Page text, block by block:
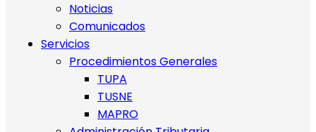
Noticias
Comunicados
Servicios
Procedimientos Generales
TUPA
TUSNE
MAPRO